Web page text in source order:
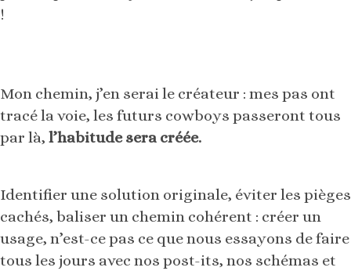
!
Mon chemin, j’en serai le créateur : mes pas ont
tracé la voie, les futurs cowboys passeront tous
par là, l’habitude sera créée.
Identifier une solution originale, éviter les pièges
cachés, baliser un chemin cohérent : créer un
usage, n’est-ce pas ce que nous essayons de faire
tous les jours avec nos post-its, nos schémas et